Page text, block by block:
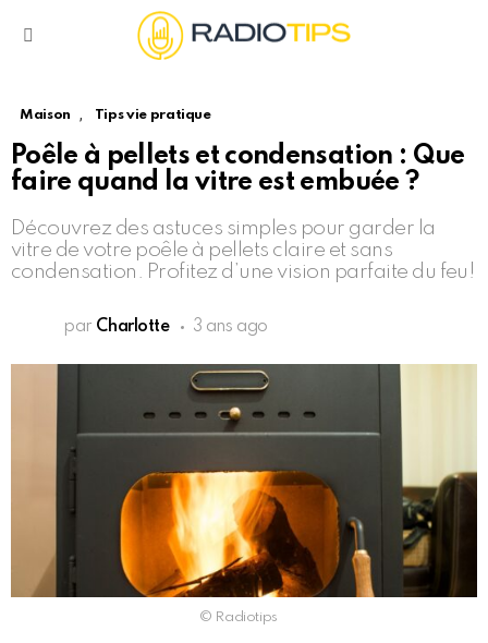
Maison , Tips vie pratique
Poêle à pellets et condensation : Que
faire quand la vitre est embuée ?
Découvrez des astuces simples pour garder la
vitre de votre poêle à pellets claire et sans
condensation. Profitez d’une vision parfaite du feu!
par Charlotte 3 ans ago
© Radiotips